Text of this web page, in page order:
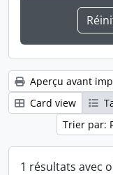
Aperçu avant
Card view
Trier par:
1 résultats avec